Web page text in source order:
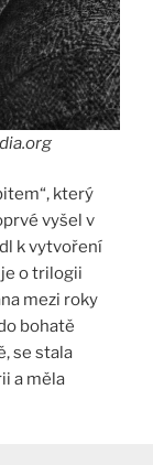
který
vyšel v
k vytvoření
o trilogii
mezi roky
bohatě
se stala
a měla